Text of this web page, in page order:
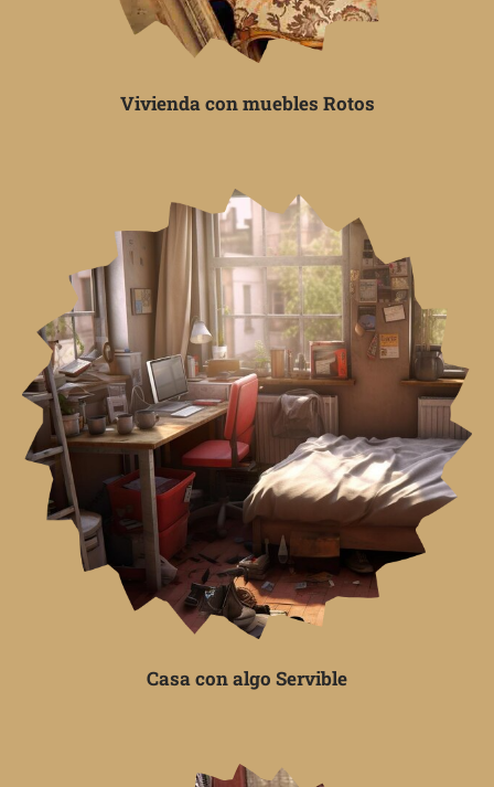
Vivienda con muebles Rotos
Casa con algo Servible